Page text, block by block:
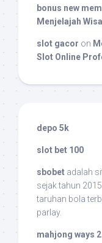
bonus new
Menjelajah
slot gacor on
Slot Online
depo 5k
slot bet 100
sbobet adalah
sejak tahun
taruhan bola
parlay.
mahjong ways 2